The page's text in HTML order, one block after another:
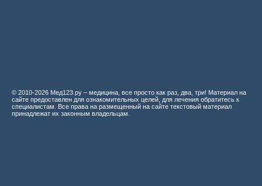
© 2010-2026 Мед123.ру – медицина, все просто как раз, два, три! Материал на
сайте предоставлен для ознакомительных целей, для лечения обратитесь к
специалистам. Все права на размещенный на сайте текстовый материал
принадлежат их законным владельцам.